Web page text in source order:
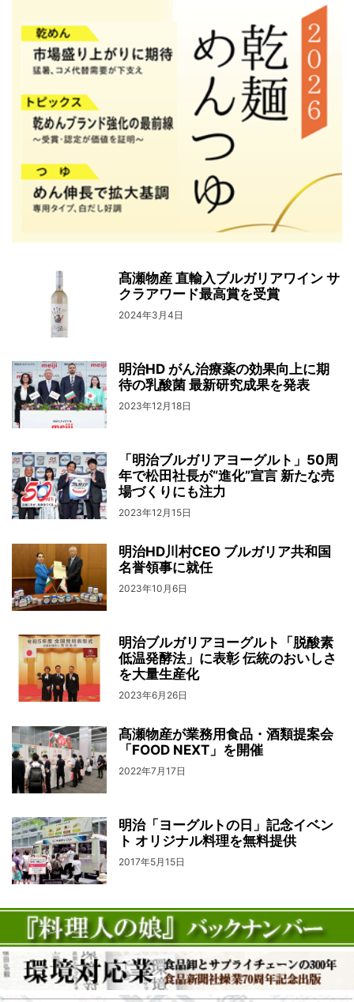
髙瀬物産 直輸入ブルガリアワイン サ
クラアワード最高賞を受賞
2024年3月4日
明治HD がん治療薬の効果向上に期
待の乳酸菌 最新研究成果を発表
2023年12月18日
「明治ブルガリアヨーグルト」50周
年で松田社長が“進化”宣言 新たな売
場づくりにも注力
2023年12月15日
明治HD川村CEO ブルガリア共和国
名誉領事に就任
2023年10月6日
明治ブルガリアヨーグルト「脱酸素
低温発酵法」に表彰 伝統のおいしさ
を大量生産化
2023年6月26日
髙瀬物産が業務用食品・酒類提案会
「FOOD NEXT」を開催
2022年7月17日
明治「ヨーグルトの日」記念イベン
ト オリジナル料理を無料提供
2017年5月15日